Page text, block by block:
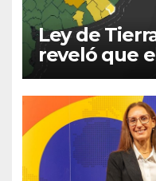
Ley de
reveló que
tierras
Plata
extranjeros